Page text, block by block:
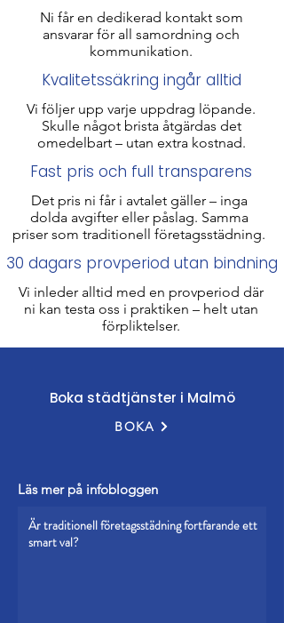
Ni får en dedikerad kontakt som
ansvarar för all samordning och
kommunikation.
Kvalitetssäkring ingår alltid
Vi följer upp varje uppdrag löpande.
Skulle något brista åtgärdas det
omedelbart – utan extra kostnad.
Fast pris och full transparens
Det pris ni får i avtalet gäller – inga
dolda avgifter eller påslag. Samma
priser som traditionell företagsstädning​.
30 dagars provperiod utan bindning
Vi inleder alltid med en provperiod där
ni kan testa oss i praktiken – helt utan
förpliktelser.​​​​
Boka städtjänster i Malmö
BOKA
Läs mer på infobloggen
Är traditionell företagsstädning fortfarande ett
smart val?